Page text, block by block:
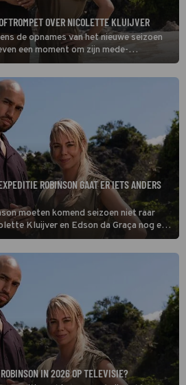
OVER NICOLETTE KLUIJVER
de opnames van het nieuwe seizoen
een moment om zijn mede-
in het zonnetje te zetten. Hij stelt
de samenwerking.
ROBINSON GAAT ER IETS ANDERS
moeten komend seizoen niet raar
Kluijver en Edson da Graça nog een
gaat namelijk op de schop!
IN 2026 OP TELEVISIE?